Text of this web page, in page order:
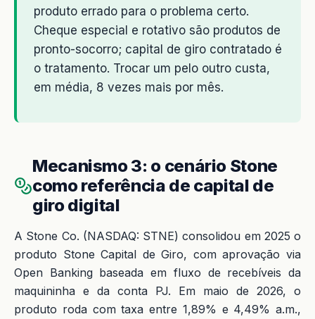
produto errado para o problema certo.
Cheque especial e rotativo são produtos de
pronto-socorro; capital de giro contratado é
o tratamento. Trocar um pelo outro custa,
em média, 8 vezes mais por mês.
Mecanismo 3: o cenário Stone
como referência de capital de
giro digital
A Stone Co. (NASDAQ: STNE) consolidou em 2025 o
produto Stone Capital de Giro, com aprovação via
Open Banking baseada em fluxo de recebíveis da
maquininha e da conta PJ. Em maio de 2026, o
produto roda com taxa entre 1,89% e 4,49% a.m.,